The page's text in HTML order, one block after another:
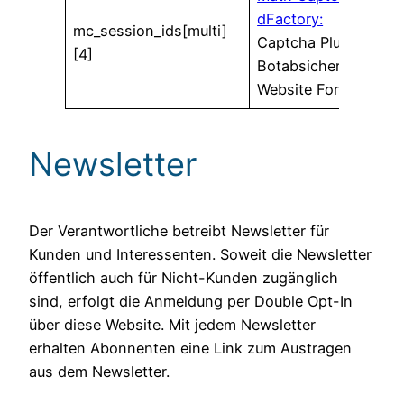
mc_session_ids[multi]
[4]
dFactory:
Captcha Plugin für
Botabsicherung von
Website Formularen
Newsletter
Der Verantwortliche betreibt Newsletter für
Kunden und Interessenten. Soweit die Newsletter
öffentlich auch für Nicht-Kunden zugänglich
sind, erfolgt die Anmeldung per Double Opt-In
über diese Website. Mit jedem Newsletter
erhalten Abonnenten eine Link zum Austragen
aus dem Newsletter.